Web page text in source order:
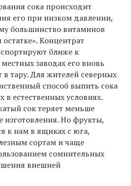
сока происходит
его при низком давлении,
большинство витаминов
Концентрат
ближе к
заводах его вновь
в тару. Для жителей северных
способ выпить сока
в естественных условиях.
сок теряет меньше
изготовления. Но фрукты,
к нам в ящиках с юга,
сортам и чаще
сомнительных
внешней